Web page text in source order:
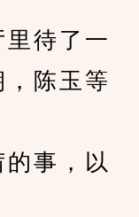
待了一
陈玉等
事，以